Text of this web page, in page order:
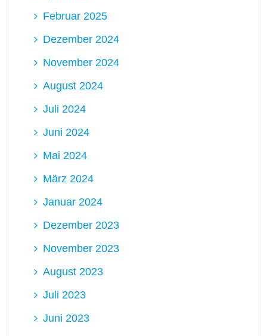
Februar 2025
Dezember 2024
November 2024
August 2024
Juli 2024
Juni 2024
Mai 2024
März 2024
Januar 2024
Dezember 2023
November 2023
August 2023
Juli 2023
Juni 2023